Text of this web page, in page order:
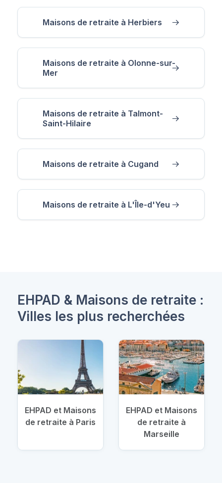
Maisons de retraite à Herbiers
Maisons de retraite à Olonne-sur-
Mer
Maisons de retraite à Talmont-
Saint-Hilaire
Maisons de retraite à Cugand
Maisons de retraite à L'Île-d'Yeu
EHPAD & Maisons de retraite :
Villes les plus recherchées
EHPAD et Maisons
de retraite à Paris
EHPAD et Maisons
de retraite à
Marseille